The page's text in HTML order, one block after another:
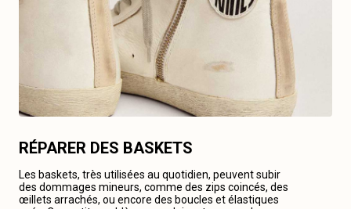
RÉPARER DES BASKETS
Les baskets, très utilisées au quotidien, peuvent subir
des dommages mineurs, comme des zips coincés, des
œillets arrachés, ou encore des boucles et élastiques